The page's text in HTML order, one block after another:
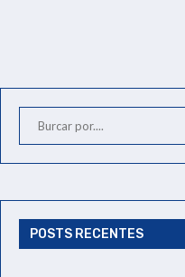
POSTS RECENTES